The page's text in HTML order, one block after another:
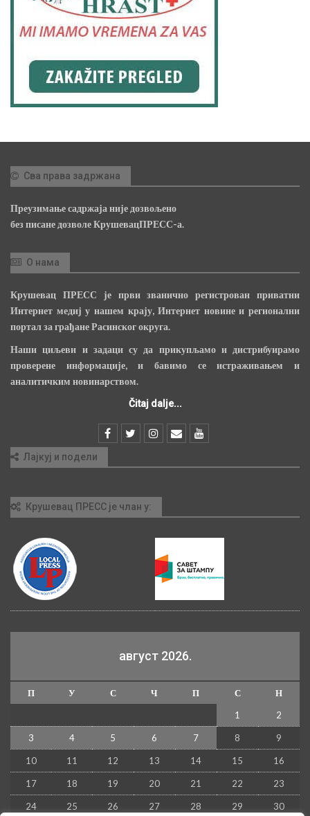
Сва права задржана
Преузимање садржаја није дозвољено
без писане дозволе КрушевацПРЕСС-а.
О нама
Крушевац ПРЕСС је први званично регистрован приватни
Интернет медиј у нашем крају, Интернет новине и регионални
портал за грађане Расинског округа.
Наши циљеви и задаци су да прикупљамо и дистрибуирамо
проверене информације, и бавимо се истраживањем и
аналитичким новинарством.
Čitaj dalje...
Лајкуј и подели
Крушевац ПРЕСС је члан у:
август 2026.
П У С Ч П С
Н
1
2
3 4 5 6 7 8 9
10 11 12 13 14 15 16
17 18 19 20 21 22 23
24 25 26 27 28 29 30